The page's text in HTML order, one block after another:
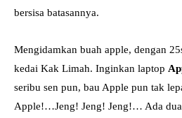
bersisa batasannya.
Mengidamkan buah apple, dengan
kedai Kak Limah. Inginkan laptop
seribu sen pun, bau Apple pun tak
Apple!…Jeng! Jeng! Jeng!… Ada dua